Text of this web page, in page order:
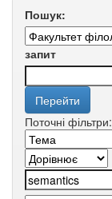
Пошук:
запит
Поточні фільтри: